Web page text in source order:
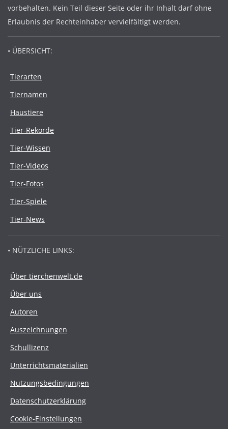
vorbehalten. Kein Teil dieser Seite oder ihr Inhalt darf ohne
Erlaubnis der Rechteinhaber vervielfältigt werden.
• ÜBERSICHT:
Tierarten
Tiernamen
Haustiere
Tier-Rekorde
Tier-Wissen
Tier-Videos
Tier-Fotos
Tier-Spiele
Tier-News
• NÜTZLICHE LINKS:
Über tierchenwelt.de
Über uns
Autoren
Auszeichnungen
Schullizenz
Unterrichtsmaterialien
Nutzungsbedingungen
Datenschutzerklärung
Cookie-Einstellungen